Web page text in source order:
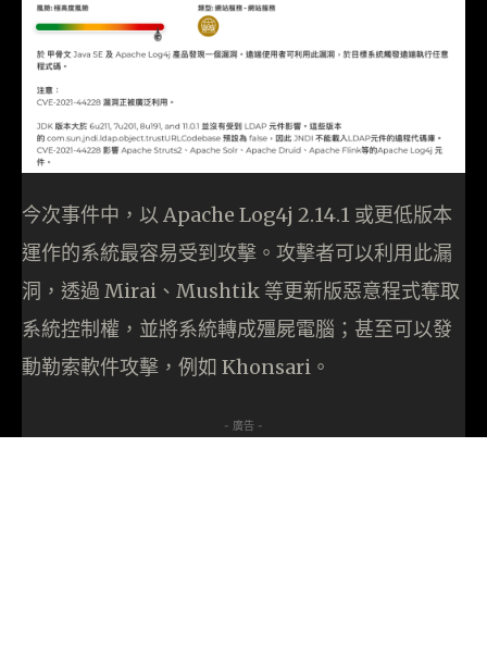
今次事件中，以 Apache Log4j 2.14.1 或更低版本
運作的系統最容易受到攻擊。攻擊者可以利用此漏
洞，透過 Mirai、Mushtik 等更新版惡意程式奪取
系統控制權，並將系統轉成殭屍電腦；甚至可以發
動勒索軟件攻擊，例如 Khonsari。
- 廣告 -